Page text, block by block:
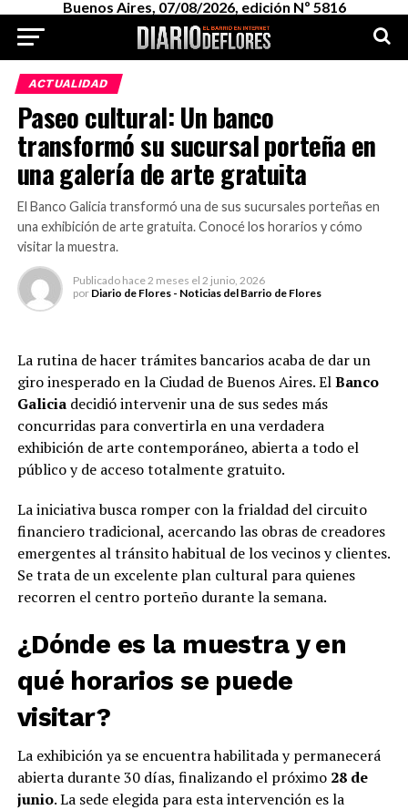
Buenos Aires, 07/08/2026, edición Nº 5816
ACTUALIDAD
Paseo cultural: Un banco
transformó su sucursal porteña en
una galería de arte gratuita
El Banco Galicia transformó una de sus sucursales porteñas en
una exhibición de arte gratuita. Conocé los horarios y cómo
visitar la muestra.
Publicado hace 2 meses el 2 junio, 2026
por Diario de Flores - Noticias del Barrio de Flores
La rutina de hacer trámites bancarios acaba de dar un
giro inesperado en la Ciudad de Buenos Aires. ElBanco
Galiciadecidió intervenir una de sus sedes más
concurridas para convertirla en una verdadera
exhibición de arte contemporáneo, abierta a todo el
público y de acceso totalmente gratuito.
La iniciativa busca romper con la frialdad del circuito
financiero tradicional, acercando las obras de creadores
emergentes al tránsito habitual de los vecinos y clientes.
Se trata de un excelente plan cultural para quienes
recorren el centro porteño durante la semana.
¿Dónde es la muestra y en
qué horarios se puede
visitar?
La exhibición ya se encuentra habilitada y permanecerá
abierta durante 30 días, finalizando el próximo 28 de
junio. La sede elegida para esta intervención es la